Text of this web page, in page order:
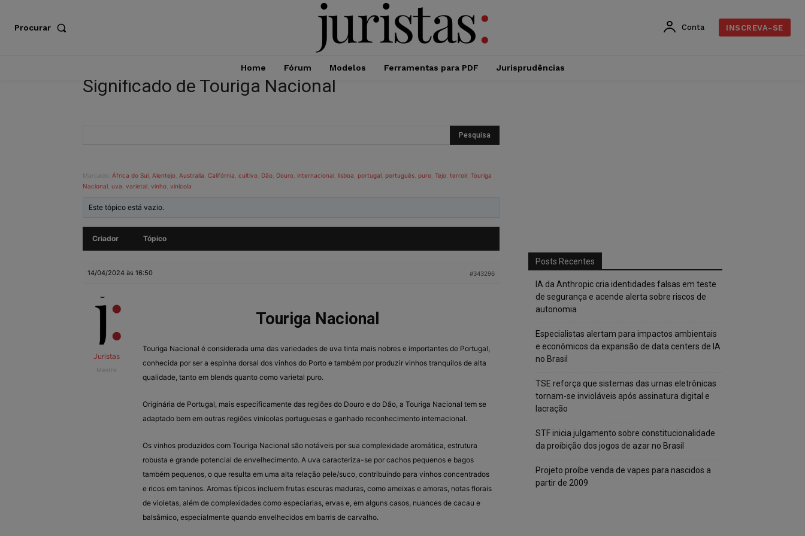
Procurar Conta INSCREVA-SE
Home Fórum Modelos Ferramentas para PDF Jurisprudências
Significado de Touriga Nacional
Marcado: África do Sul Alentejo Australia Califórnia cultivo Dão Douro internacional lisboa portugal português puro Tejo terroir, Touriga
Nacional uva varietal vinho vinícola
Este tópico está vazio.
Criador Tópico
14/04/2024 às 16:50 #343296
Juristas
Mestre
Touriga Nacional
Touriga Nacional é considerada uma das variedades de uva tinta mais nobres e importantes de Portugal,
conhecida por ser a espinha dorsal dos vinhos do Porto e também por produzir vinhos tranquilos de alta
qualidade, tanto em blends quanto como varietal puro.
Originária de Portugal, mais especificamente das regiões do Douro e do Dão, a Touriga Nacional tem se
adaptado bem em outras regiões vinícolas portuguesas e ganhado reconhecimento internacional.
Os vinhos produzidos com Touriga Nacional são notáveis por sua complexidade aromática, estrutura
robusta e grande potencial de envelhecimento. A uva caracteriza-se por cachos pequenos e bagos
também pequenos, o que resulta em uma alta relação pele/suco, contribuindo para vinhos concentrados
e ricos em taninos. Aromas típicos incluem frutas escuras maduras, como ameixas e amoras, notas florais
de violetas, além de complexidades como especiarias, ervas e, em alguns casos, nuances de cacau e
balsâmico, especialmente quando envelhecidos em barris de carvalho.
Posts Recentes
IA da Anthropic cria identidades falsas em teste
de segurança e acende alerta sobre riscos de
autonomia
Especialistas alertam para impactos ambientais
e econômicos da expansão de data centers de IA
no Brasil
TSE reforça que sistemas das urnas eletrônicas
tornam-se invioláveis após assinatura digital e
lacração
STF inicia julgamento sobre constitucionalidade
da proibição dos jogos de azar no Brasil
Projeto proíbe venda de vapes para nascidos a
partir de 2009